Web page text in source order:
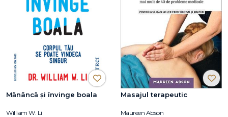
Mănâncă și învinge boala
William W. Li
Masajul terapeutic
Maureen Abson